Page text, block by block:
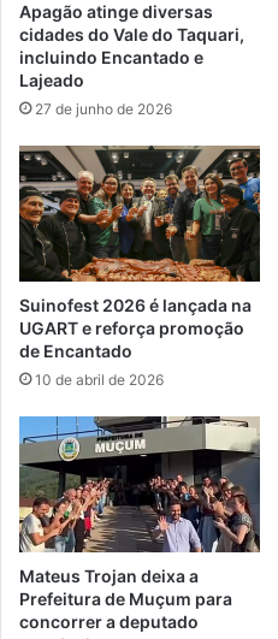
Apagão atinge diversas
cidades do Vale do Taquari,
incluindo Encantado e
Lajeado
27 de junho de 2026
Suinofest 2026 é lançada na
UGART e reforça promoção
de Encantado
10 de abril de 2026
Mateus Trojan deixa a
Prefeitura de Muçum para
concorrer a deputado